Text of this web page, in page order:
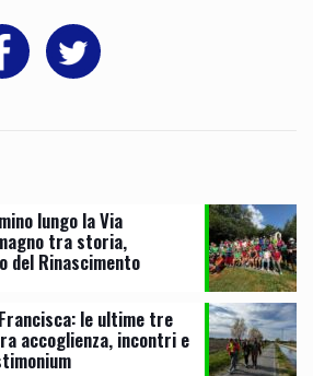
lungo la Via
tra storia,
del Rinascimento
le ultime tre
accoglienza, incontri e